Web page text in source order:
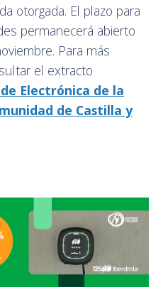
otorgada. El plazo para
permanecerá abierto
Para más
el extracto
Electrónica de la
de Castilla y